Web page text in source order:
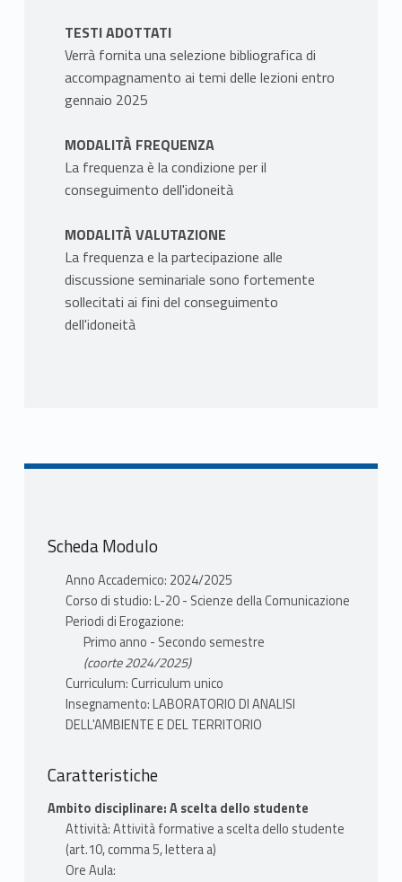
TESTI ADOTTATI
Verrà fornita una selezione bibliografica di
accompagnamento ai temi delle lezioni entro
gennaio 2025
MODALITÀ FREQUENZA
La frequenza è la condizione per il
conseguimento dell'idoneità
MODALITÀ VALUTAZIONE
La frequenza e la partecipazione alle
discussione seminariale sono fortemente
sollecitati ai fini del conseguimento
dell'idoneità
Scheda Modulo
Anno Accademico: 2024/2025
Corso di studio: L-20 - Scienze della Comunicazione
Periodi di Erogazione:
Primo anno - Secondo semestre
(coorte 2024/2025)
Curriculum: Curriculum unico
Insegnamento: LABORATORIO DI ANALISI
DELL'AMBIENTE E DEL TERRITORIO
Caratteristiche
Ambito disciplinare: A scelta dello studente
Attività: Attività formative a scelta dello studente
(art.10, comma 5, lettera a)
Ore Aula: